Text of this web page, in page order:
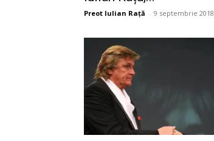
Preot Iulian Raţă - 9 septembrie 2018